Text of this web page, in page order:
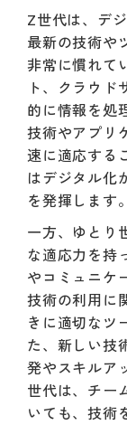
Z世代は、デ
最新の技術や
非常に慣れて
ト、クラウ
的に情報を処
技術やアプリ
速に適応する
はデジタル化
を発揮します。
一方、ゆとり
な適応力を持
やコミュニケ
技術の利用に
きに適切なツ
た、新しい技
発やスキルア
世代は、チー
いても、技術